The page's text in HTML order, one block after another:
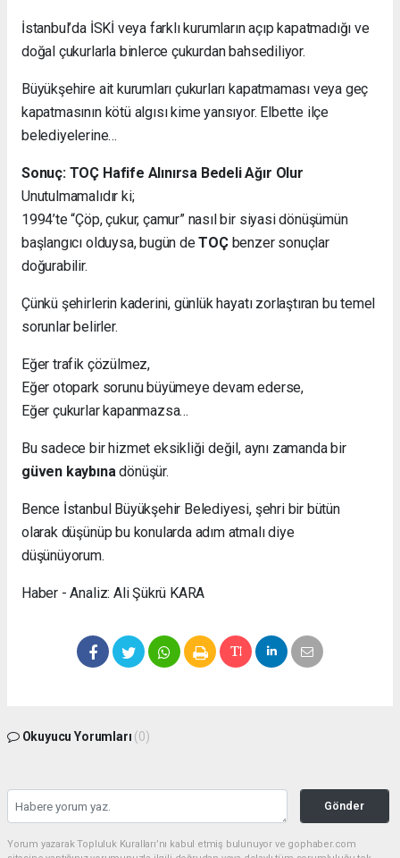
İstanbul’da İSKİ veya farklı kurumların açıp kapatmadığı ve
doğal çukurlarla binlerce çukurdan bahsediliyor.
Büyükşehire ait kurumları çukurları kapatmaması veya geç
kapatmasının kötü algısı kime yansıyor. Elbette ilçe
belediyelerine…
Sonuç: TOÇ Hafife Alınırsa Bedeli Ağır Olur
Unutulmamalıdır ki;
1994’te “Çöp, çukur, çamur” nasıl bir siyasi dönüşümün
başlangıcı olduysa, bugün deTOÇbenzer sonuçlar
doğurabilir.
Çünkü şehirlerin kaderini, günlük hayatı zorlaştıran bu temel
sorunlar belirler.
Eğer trafik çözülmez,
Eğer otopark sorunu büyümeye devam ederse,
Eğer çukurlar kapanmazsa…
Bu sadece bir hizmet eksikliği değil, aynı zamanda bir
güven kaybınadönüşür.
Bence İstanbul Büyükşehir Belediyesi, şehri bir bütün
olarak düşünüp bu konularda adım atmalı diye
düşünüyorum.
Haber - Analiz: Ali Şükrü KARA
Okuyucu Yorumları (0)
Gönder
Yorum yazarak Topluluk Kuralları’nı kabul etmiş bulunuyor ve gophaber.com